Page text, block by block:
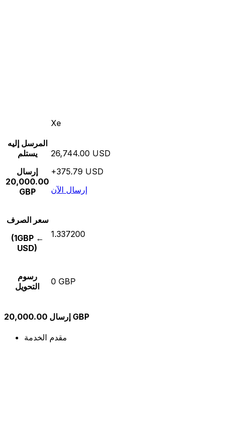
Xe
المرسل إليه
يستلم
إرسال
20,000.00
GBP
26,744.00 USD
+375.79 USD
إرسال الآن
سعر الصرف
(1GBP ←
USD)
1.337200
رسوم
التحويل
0 GBP
إرسال 20,000.00 GBP
مقدم الخدمة